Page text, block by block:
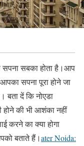
सपना सबका होता है।आप
सपना पूरा होने जा
बता दें कि नोएडा
होने की भी आशंका नहीं
करने का क्या होगा
बताते हैं।ater Noida: